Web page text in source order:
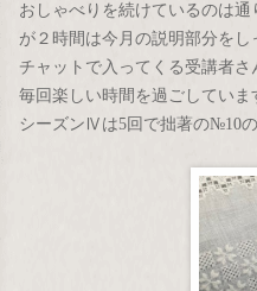
おしゃべりを続けているのは通
が２時間は今月の説明部分を
チャットで入ってくる受講者
毎回楽しい時間を過ごしていま
シーズンⅣは5回で拙著の№10の